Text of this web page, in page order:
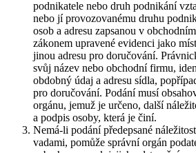
podnikatele nebo druh podnikání
nebo jí provozovanému druhu
osob a adresu zapsanou v
zákonem upravené evidenci jako
jinou adresu pro doručování.
svůj název nebo obchodní firmu,
obdobný údaj a adresu sídla,
pro doručování. Podání musí
orgánu, jemuž je určeno, další
a podpis osoby, která je činí.
Nemá-li podání předepsané
vadami, pomůže správní orgán